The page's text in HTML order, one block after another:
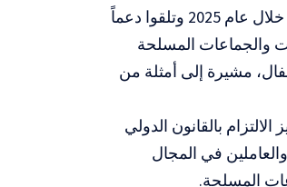
موضحة أن أكثر من 13 ألف طفل انفصلوا عن قوات أو جماعات مسلحة خلال عام 2025 وتلقوا دعماً
والجماعات المسلحة
مشيرة إلى أمثلة من
بالقانون الدولي
في المجال
المسلحة.